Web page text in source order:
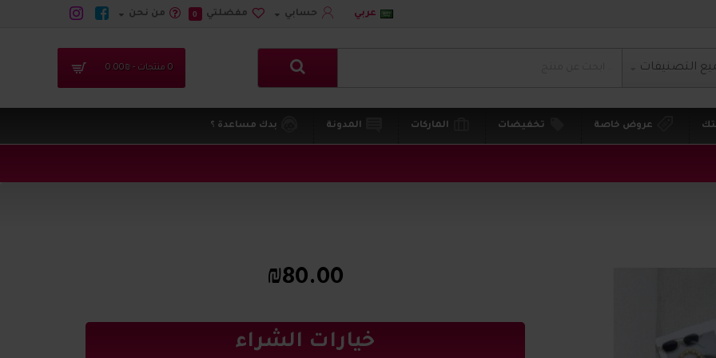
عربي حسابي مفضلتي 0 من نحن
التصنيفات 0 منتجات - ₪0.00
عروض خاصة تخفيضات الماركات المدونة بدك مساعدة ؟
₪80.00
خيارات الشراء